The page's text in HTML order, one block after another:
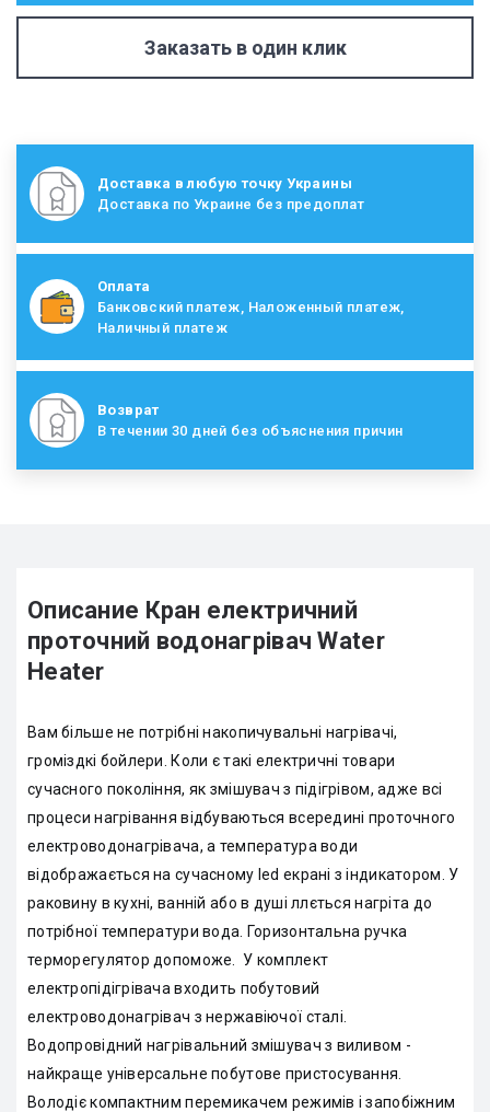
Заказать в один клик
Доставка в любую точку Украины
Доставка по Украине без предоплат
Оплата
Банковский платеж, Наложенный платеж,
Наличный платеж
Возврат
В течении 30 дней без объяснения причин
Описание Кран електричний
проточний водонагрівач Water
Heater
Вам більше не потрібні накопичувальні нагрівачі,
громіздкі бойлери. Коли є такі електричні товари
сучасного покоління, як змішувач з підігрівом, адже всі
процеси нагрівання відбуваються всередині проточного
електроводонагрівача, а температура води
відображається на сучасному led екрані з індикатором. У
раковину в кухні, ванній або в душі ллється нагріта до
потрібної температури вода. Горизонтальна ручка
терморегулятор допоможе. У комплект
електропідігрівача входить побутовий
електроводонагрівач з нержавіючої сталі.
Водопровідний нагрівальний змішувач з виливом -
найкраще універсальне побутове пристосування.
Володіє компактним перемикачем режимів і запобіжним